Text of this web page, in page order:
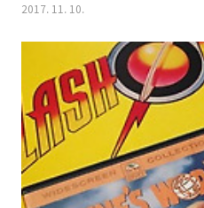
가, 또 퀸의 음악이 그리우신 분들은
래는 작년 공연 중 일부 영상입니다.
"피아니스트 문용의 다정한 영화음
국 퀸 팬클럽 Queen Forever의 운영
야기 나눴습니다. [ 방송듣기 : ..
2017. 11. 10.